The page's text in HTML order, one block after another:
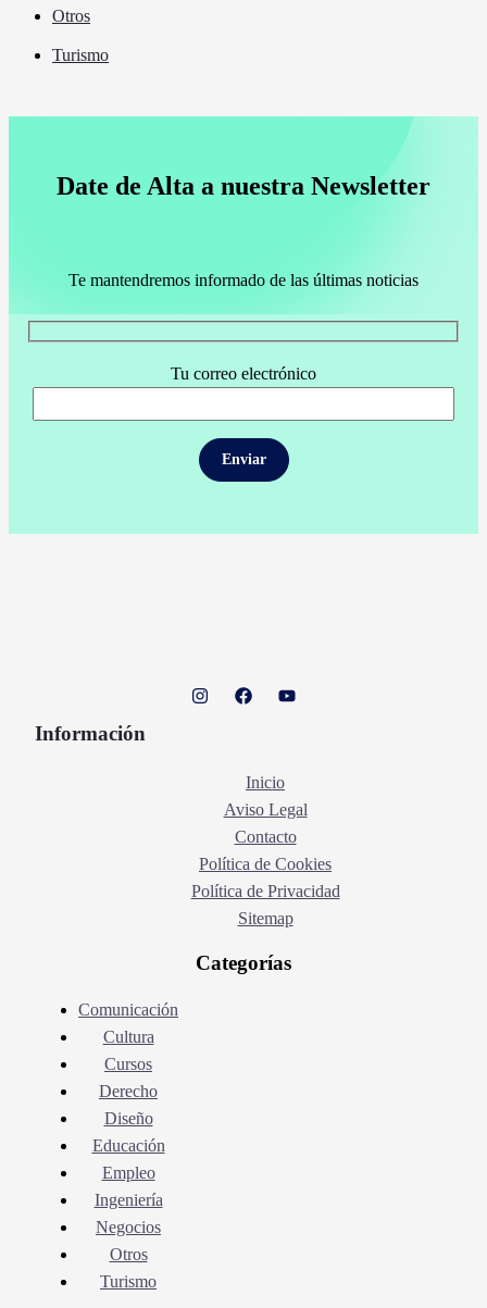
Otros
Turismo
Date de Alta a nuestra Newsletter
Te mantendremos informado de las últimas noticias
Tu correo electrónico
Información
Inicio
Aviso Legal
Contacto
Política de Cookies
Política de Privacidad
Sitemap
Categorías
Comunicación
Cultura
Cursos
Derecho
Diseño
Educación
Empleo
Ingeniería
Negocios
Otros
Turismo